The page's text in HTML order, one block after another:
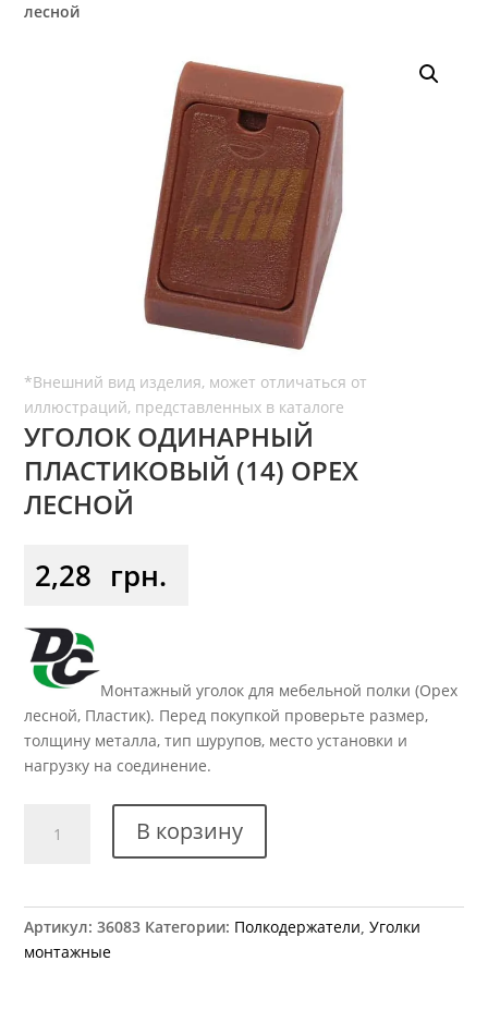
лесной
УГОЛОК ОДИНАРНЫЙ
ПЛАСТИКОВЫЙ (14) ОРЕХ
ЛЕСНОЙ
2,28 грн.
Монтажный уголок для мебельной полки (Орех
лесной, Пластик). Перед покупкой проверьте размер,
толщину металла, тип шурупов, место установки и
нагрузку на соединение.
товара
(14)
В корзину
Артикул:36083 Категории: Полкодержатели ,Уголки
монтажные